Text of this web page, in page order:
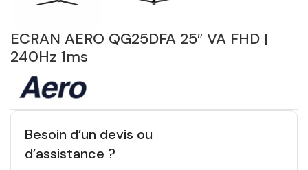
ECRAN AERO QG25DFA 25″ VA FHD |
240Hz 1ms
Besoin d’un devis ou
d’assistance ?